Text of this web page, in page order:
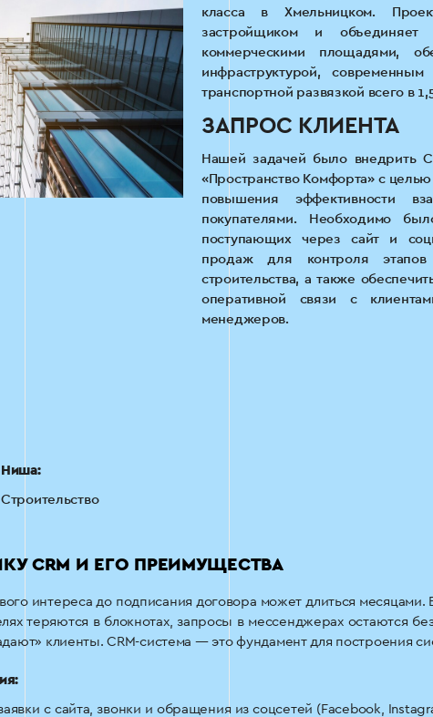
класса в Хмельницком.
застройщиком и
коммерческими площадями,
инфраструктурой,
транспортной развязкой всего в
ЗАПРОС КЛИЕНТА
Нашей задачей было внедрить
«Пространство Комфорта» с
повышения эффективности
покупателями. Необходимо
поступающих через сайт и
продаж для контроля
строительства, а также
оперативной связи с
менеджеров.
Ниша:
Строительство
CRM И ЕГО ПРЕИМУЩЕСТВА
интереса до подписания договора может длиться месяцами.
теряются в блокнотах, запросы в мессенджерах остаются
клиенты. CRM-система — это фундамент для построения
с сайта, звонки и обращения из соцсетей (Facebook,